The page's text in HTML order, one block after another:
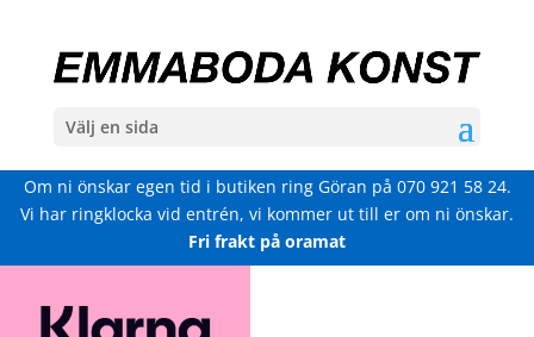
Välj en sida
Om ni önskar egen tid i butiken ring Göran på 070 921 58 24.
Vi har ringklocka vid entrén, vi kommer ut till er om ni önskar.
Fri frakt på oramat